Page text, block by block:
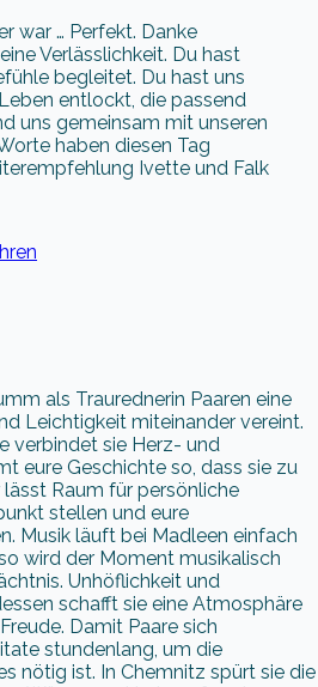
war … Perfekt. Danke
Verlässlichkeit. Du hast
begleitet. Du hast uns
entlockt, die passend
uns gemeinsam mit unseren
haben diesen Tag
Ivette und Falk
als Traurednerin Paaren eine
Leichtigkeit miteinander vereint.
verbindet sie Herz- und
eure Geschichte so, dass sie zu
Raum für persönliche
stellen und eure
Musik läuft bei Madleen einfach
wird der Moment musikalisch
Unhöflichkeit und
schafft sie eine Atmosphäre
Damit Paare sich
stundenlang, um die
nötig ist. In Chemnitz spürt sie die